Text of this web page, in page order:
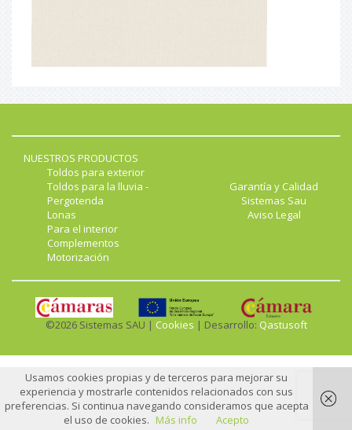
NUESTROS PRODUCTOS
Toldos para exterior
Toldos para la lluvia -
Pergotenda
Lonas
Para el interior
Complementos
Motorización
Garantía y Calidad
Sistemas Sau
Aviso Legal
©2026 Sistemas SAU | Cookies | Desarrollo: Qastusoft
Usamos cookies propias y de terceros para mejorar su
experiencia y mostrarle contenidos relacionados con sus
preferencias. Si continua navegando consideramos que acepta
el uso de cookies. Más info Acepto